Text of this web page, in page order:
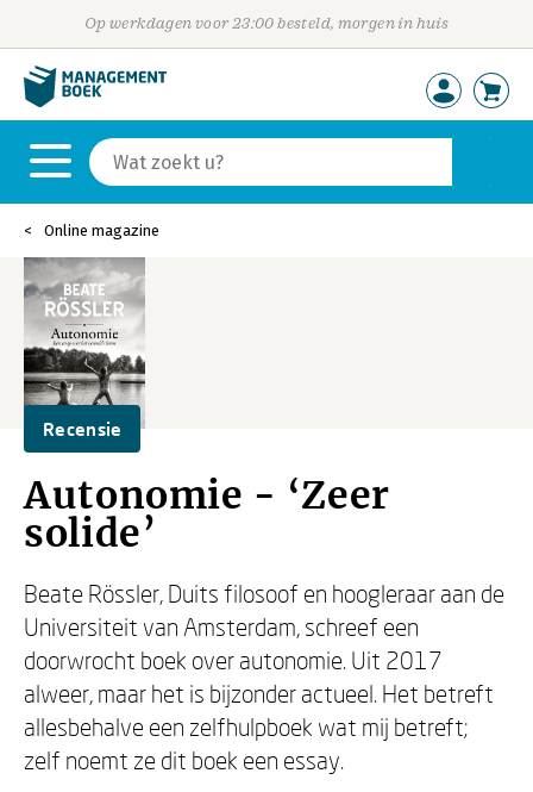
Op werkdagen voor 23:00 besteld, morgen in huis
Online magazine
Recensie
Autonomie - ‘Zeer
solide’
Beate Rössler, Duits filosoof en hoogleraar aan de
Universiteit van Amsterdam, schreef een
doorwrocht boek over autonomie. Uit 2017
alweer, maar het is bijzonder actueel. Het betreft
allesbehalve een zelfhulpboek wat mij betreft;
zelf noemt ze dit boek een essay.